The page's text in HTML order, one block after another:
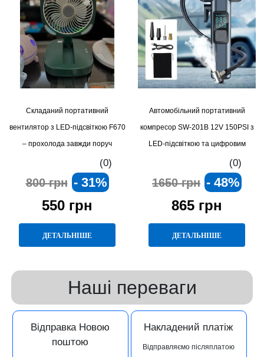
Складаний портативний
вентилятор з LED-підсвіткою F670
– прохолода завжди поруч
(0)
800 грн - 31%
550 грн
ДЕТАЛЬНІШЕ
Автомобільний портативний
компресор SW-201B 12V 150PSI з
LED-підсвіткою та цифровим
манометром компактний
електричний насос для шин, м’ячів
і надувних виробів
(0)
1650 грн - 48%
865 грн
ДЕТАЛЬНІШЕ
Наші переваги
Відправка Новою
поштою
Накладений платіж
Відправляємо післяплатою